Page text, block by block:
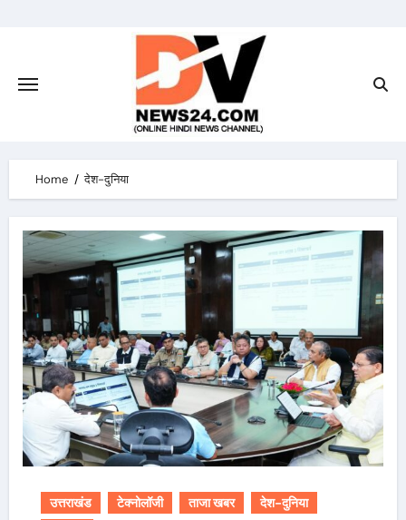
Home देश-दुनिया
उत्तराखंड टेक्नोलॉजी ताजा खबर
देश-दुनिया